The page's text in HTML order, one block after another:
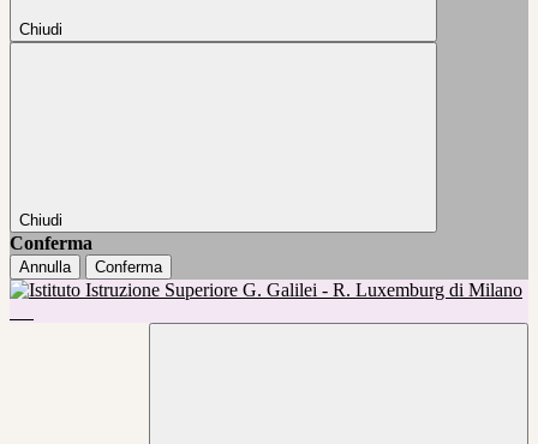
Chiudi
Chiudi
Conferma
Annulla Conferma